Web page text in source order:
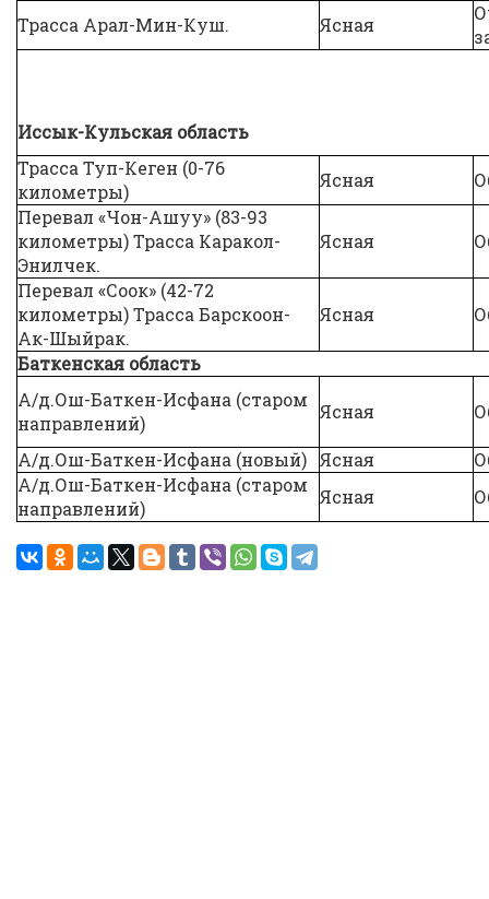
Трасса Арал-Мин-Куш. Ясная
Иссык-Кульская область
Трасса Туп-Кеген (0-76
километры)
Ясная
Перевал «Чон-Ашуу» (83-93
километры) Трасса Каракол-
Энилчек.
Ясная
Перевал «Соок» (42-72
километры) Трасса Барскоон-
Ак-Шыйрак.
Ясная
Баткенская область
А/д.Ош-Баткен-Исфана (старом
направлений)
Ясная
А/д.Ош-Баткен-Исфана (новый) Ясная
А/д.Ош-Баткен-Исфана (старом
направлений)
Ясная